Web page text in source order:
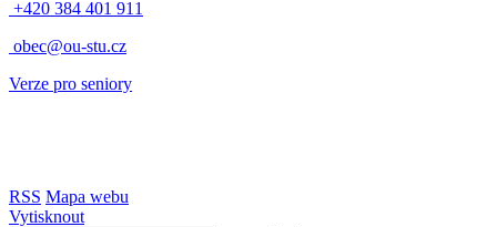
+420 384 401 911
obec@ou-stu.cz
Verze pro seniory
RSS Mapa webu
Vytisknout